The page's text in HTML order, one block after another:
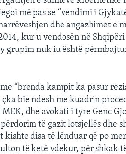
më pas se “vendimi i
dhe angazhimet e
kur u vendosën në
grupim nuk iu është
“brenda kampit ka pasur
çka bie ndesh me kuadrin
MEK, dhe avokati i tyre Genc
të gazit lotsjellës dhe
disa të lënduar që po
të ketë vdekur, për shkak